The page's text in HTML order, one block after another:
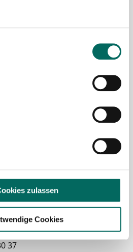
zulassen
Cookies
(m|w|d), PKA oder PTA.
unseren Stellenanzeigen oder
haben? Dann
Stellenanfrage
37